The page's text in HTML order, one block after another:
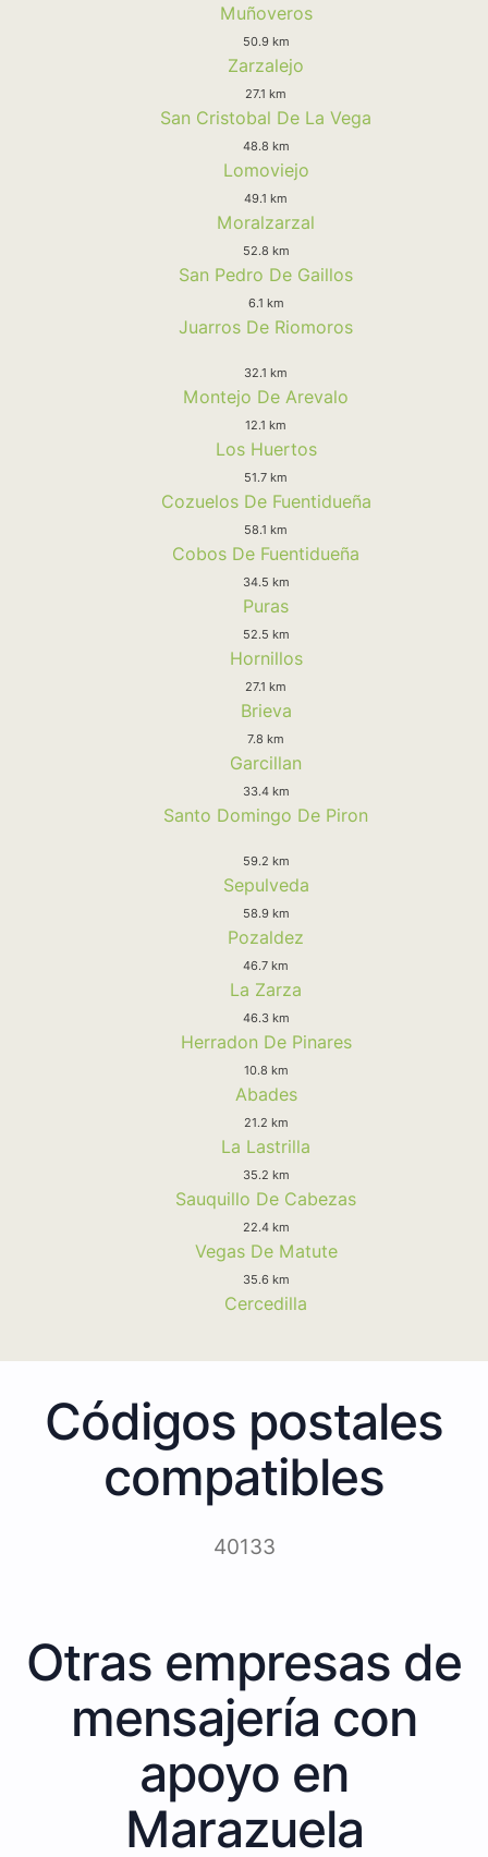
Muñoveros
50.9 km
Zarzalejo
27.1 km
San Cristobal De La Vega
48.8 km
Lomoviejo
49.1 km
Moralzarzal
52.8 km
San Pedro De Gaillos
6.1 km
Juarros De Riomoros
32.1 km
Montejo De Arevalo
12.1 km
Los Huertos
51.7 km
Cozuelos De Fuentidueña
58.1 km
Cobos De Fuentidueña
34.5 km
Puras
52.5 km
Hornillos
27.1 km
Brieva
7.8 km
Garcillan
33.4 km
Santo Domingo De Piron
59.2 km
Sepulveda
58.9 km
Pozaldez
46.7 km
La Zarza
46.3 km
Herradon De Pinares
10.8 km
Abades
21.2 km
La Lastrilla
35.2 km
Sauquillo De Cabezas
22.4 km
Vegas De Matute
35.6 km
Cercedilla
Códigos postales
compatibles
40133
Otras empresas de
mensajería con
apoyo en
Marazuela